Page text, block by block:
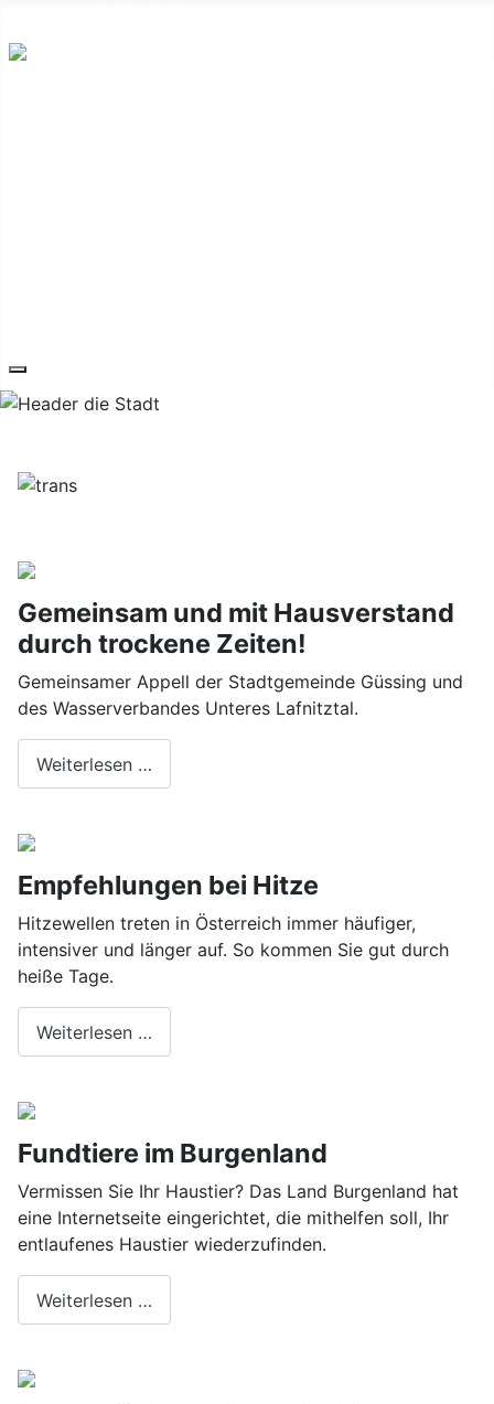
Gemeinsam und mit Hausverstand
durch trockene Zeiten!
Gemeinsamer Appell der Stadtgemeinde Güssing und
des Wasserverbandes Unteres Lafnitztal.
Weiterlesen …
Empfehlungen bei Hitze
Hitzewellen treten in Österreich immer häufiger,
intensiver und länger auf. So kommen Sie gut durch
heiße Tage.
Weiterlesen …
Fundtiere im Burgenland
Vermissen Sie Ihr Haustier? Das Land Burgenland hat
eine Internetseite eingerichtet, die mithelfen soll, Ihr
entlaufenes Haustier wiederzufinden.
Weiterlesen …